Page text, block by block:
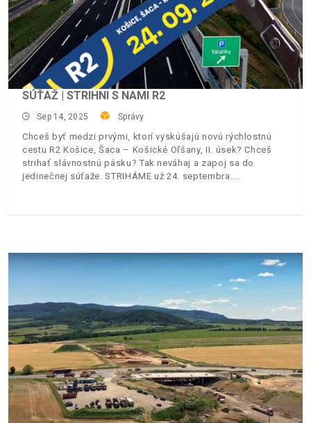
SÚŤAŽ | STRIHNI S NAMI R2
Sep 14, 2025 Správy
Chceš byť medzi prvými, ktorí vyskúšajú novú rýchlostnú
cestu R2 Košice, Šaca – Košické Oľšany, II. úsek? Chceš
strihať slávnostnú pásku? Tak neváhaj a zapoj sa do
jedinečnej súťaže. STRIHÁME už 24. septembra.